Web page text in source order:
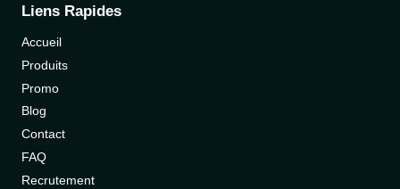
Liens Rapides
Accueil
Produits
Promo
Blog
Contact
FAQ
Recrutement